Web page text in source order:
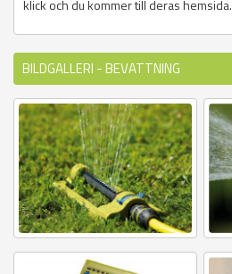
klick och du kommer till deras hemsida.
BILDGALLERI - BEVATTNING